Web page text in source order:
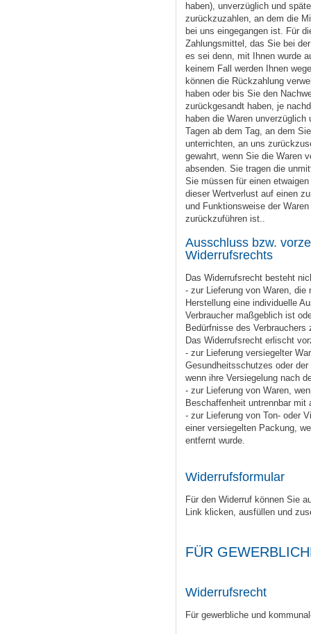
haben), unverzüglich und
zurückzuzahlen, an dem die
bei uns eingegangen ist. Für
Zahlungsmittel, das Sie bei
es sei denn, mit Ihnen wurde
keinem Fall werden Ihnen
können die Rückzahlung
haben oder bis Sie den
zurückgesandt haben, je
haben die Waren
Tagen ab dem Tag, an dem
unterrichten, an uns
gewahrt, wenn Sie die Waren
absenden. Sie tragen die
Sie müssen für einen
dieser Wertverlust auf einen
und Funktionsweise der
zurückzuführen ist..
Ausschluss bzw.
Widerrufsrechts
Das Widerrufsrecht besteht
- zur Lieferung von Waren,
Herstellung eine individuelle
Verbraucher maßgeblich ist
Bedürfnisse des Verbrauchers
Das Widerrufsrecht erlischt
- zur Lieferung versiegelter
Gesundheitsschutzes oder
wenn ihre Versiegelung nach
- zur Lieferung von Waren,
Beschaffenheit untrennbar mit
- zur Lieferung von Ton- oder
einer versiegelten Packung,
entfernt wurde.
Widerrufsformular
Für den Widerruf können Sie
Link klicken, ausfüllen und
FÜR
Widerrufsrecht
Für gewerbliche und